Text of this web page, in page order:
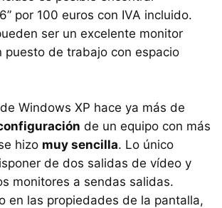
por 100 euros con IVA incluido.
ser un excelente monitor
puesto de trabajo con espacio
Windows XP hace ya más de
de un equipo con más
hizo muy sencilla. Lo único
de dos salidas de vídeo y
monitores a sendas salidas.
en las propiedades de la pantalla,